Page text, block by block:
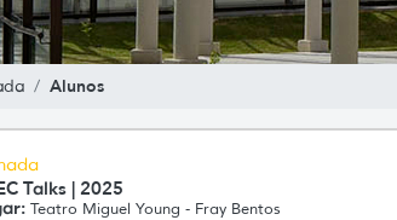
Alunos
Talks | 2025
Teatro Miguel Young - Fray Bentos